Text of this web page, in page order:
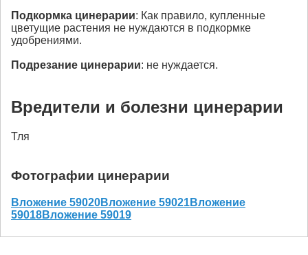
Подкормка цинерарии: Как правило, купленные
цветущие растения не нуждаются в подкормке
удобрениями.
Подрезание цинерарии: не нуждается.
Вредители и болезни цинерарии
Тля
Фотографии цинерарии
Вложение 59020Вложение 59021Вложение
59018Вложение 59019